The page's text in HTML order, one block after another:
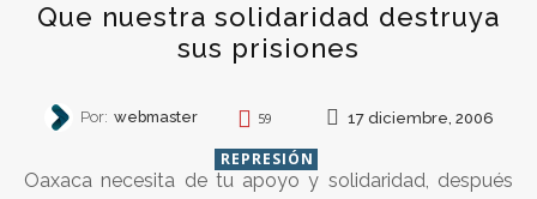
Que nuestra solidaridad destruya
sus prisiones
Por: webmaster 59 17 diciembre, 2006
REPRESIÓN
Oaxaca necesita de tu apoyo y solidaridad, después